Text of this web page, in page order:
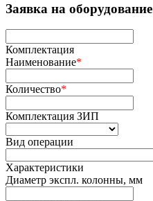
Заявка на оборудование
Комплектация
Наименование*
Количество*
Комплектация ЗИП
Вид операции
Характеристики
Диаметр экспл. колонны, мм